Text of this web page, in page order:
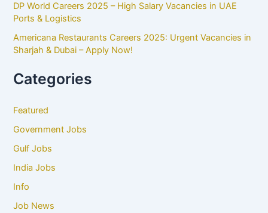
DP World Careers 2025 – High Salary Vacancies in UAE
Ports & Logistics
Americana Restaurants Careers 2025: Urgent Vacancies in
Sharjah & Dubai – Apply Now!
Categories
Featured
Government Jobs
Gulf Jobs
India Jobs
Info
Job News